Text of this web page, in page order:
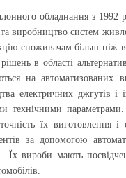
обладнання з 1992
виробництво систем
споживачам більш ніж
в області
на автоматизованих
електричних джгутів і
їх виготовлення і
за допомогою
вироби мають